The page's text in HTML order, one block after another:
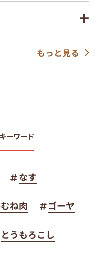
もっと見る
ーワード
なす
ね肉 ゴーヤ
とうもろこし